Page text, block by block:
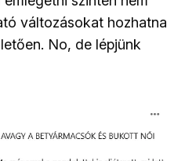
változásokat hozhatna
No, de lépjünk